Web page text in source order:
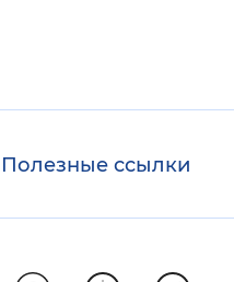
Полезные ссылки